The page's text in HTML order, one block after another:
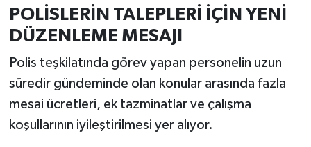
POLİSLERİN TALEPLERİ İÇİN YENİ
DÜZENLEME MESAJI
Polis teşkilatında görev yapan personelin uzun
süredir gündeminde olan konular arasında fazla
mesai ücretleri, ek tazminatlar ve çalışma
koşullarının iyileştirilmesi yer alıyor.